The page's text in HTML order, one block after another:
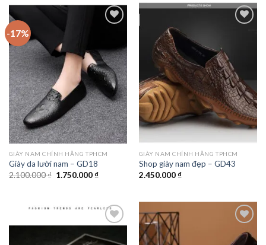
-17%
Add to
wishlist
GIÀY NAM CHÍNH HÃNG TPHCM
Giày da lười nam – GD18
2.100.000₫ Giá
1.750.000₫Giá
1.750.000 ₫.
wishlist
GIÀY NAM CHÍNH HÃNG TPHCM
Shop giày nam đẹp – GD43
2.450.000₫